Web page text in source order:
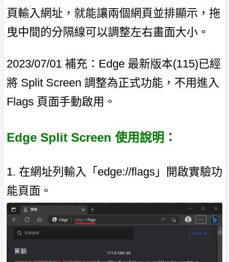
頁輸入網址，就能讓兩個網頁並排顯示，拖
曳中間的分隔線可以調整左右畫面大小。
2023/07/01 補充：Edge 最新版本(115)已經
將 Split Screen 調整為正式功能，不用進入
Flags 頁面手動啟用。
Edge Split Screen 使用說明：
1. 在網址列輸入「edge://flags」開啟實驗功
能頁面。